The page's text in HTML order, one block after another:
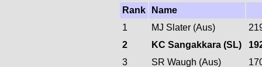
Rank
Name
1
MJ Slater (Aus)
2
KC Sangakkara (SL)
3
SR Waugh (Aus)